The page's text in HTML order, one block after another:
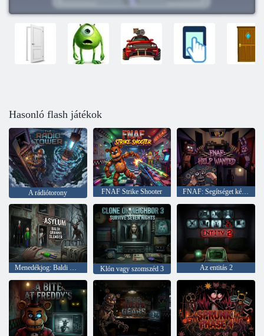
Hasonló flash játékok
A rádiótorony FNAF Strike Shooter FNAF: Segítséget kérünk
Menedékjog: Baldi Granny Slender Klón vagy szomszéd 3 Az entitás 2